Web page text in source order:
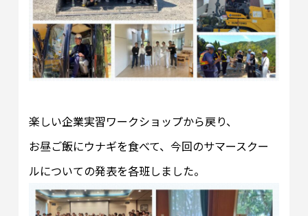
楽しい企業実習ワークショップから戻り、
お昼ご飯にウナギを食べて、今回のサマースクー
ルについての発表を各班しました。